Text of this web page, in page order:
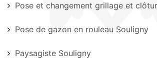
Pose et changement grillage et
Pose de gazon en rouleau Souligny
Paysagiste Souligny